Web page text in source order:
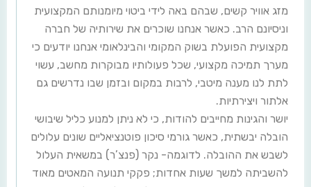
מזג אוויר קשים, שבהם באה לידי ביטוי מיומנותם המקצועית
וניסיונם הרב. כאשר אנחנו שוכרים את שירותיה של חברה
מקצועית הפועלת בשוק המקומי והבינלאומי אנחנו יודעים כי
מערך תמיכה מקצועי, שכל פעולותיו מבוקרות מחשב, עשוי
לתת לנו מענה מיטבי, לרבות במקום ובזמן שבו נדרשים גם
אלתור ויצירתיות.
יושר והגינות מחייבים להודות, כי לא ניתן למנוע כליל שיבושי
הובלה יבשתית, כאשר גורמי סיכון פוטנציאליים שונים עלולים
לשבש את ההובלה. לדוגמה- נקר (פנצ’ר) במשאית העלול
להשביתה למשך שעות אחדות; פקקי תנועה המאטים מאוד